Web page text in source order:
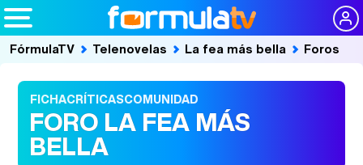
FórmulaTV Telenovelas La fea más bella Foros
FICHACRÍTICASCOMUNIDAD
FORO LA FEA MÁS
BELLA